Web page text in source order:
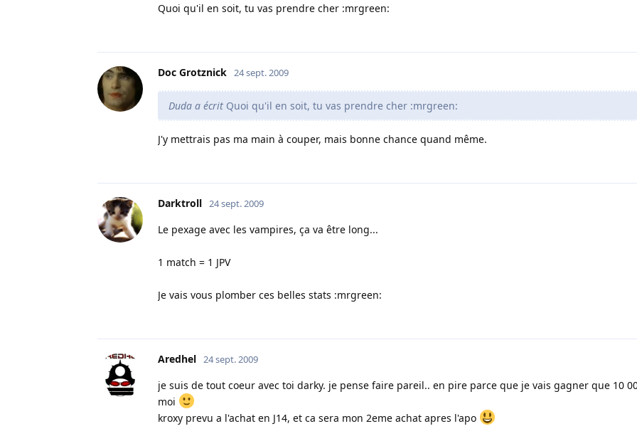
Quoi qu'il en soit, tu vas prendre cher :mrgreen:
Doc Grotznick 24 sept. 2009
Duda a écrit Quoi qu'il en soit, tu vas prendre cher :mrgreen:
J'y mettrais pas ma main à couper, mais bonne chance quand même.
Darktroll 24 sept. 2009
Le pexage avec les vampires, ça va être long...
1 match = 1 JPV
Je vais vous plomber ces belles stats :mrgreen:
Aredhel 24 sept. 2009
je suis de tout coeur avec toi darky. je pense faire pareil.. en pire parce que je vais gagner que 10
moi
kroxy prevu a l'achat en J14, et ca sera mon 2eme achat apres l'apo